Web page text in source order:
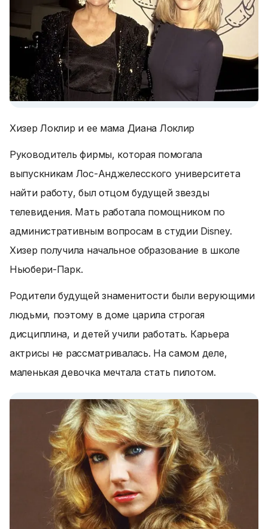
Хизер Локлир и ее мама Диана Локлир
Руководитель фирмы, которая помогала
выпускникам Лос-Анджелесского университета
найти работу, был отцом будущей звезды
телевидения. Мать работала помощником по
административным вопросам в студии Disney.
Хизер получила начальное образование в школе
Ньюбери-Парк.
Родители будущей знаменитости были верующими
людьми, поэтому в доме царила строгая
дисциплина, и детей учили работать. Карьера
актрисы не рассматривалась. На самом деле,
маленькая девочка мечтала стать пилотом.